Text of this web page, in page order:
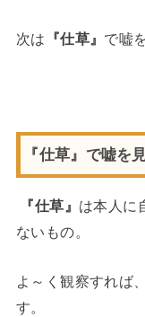
次は 『仕草』 で嘘
『仕草』で嘘を
『仕草』 は本人に
ないもの。
よ～く観察すれば
す。